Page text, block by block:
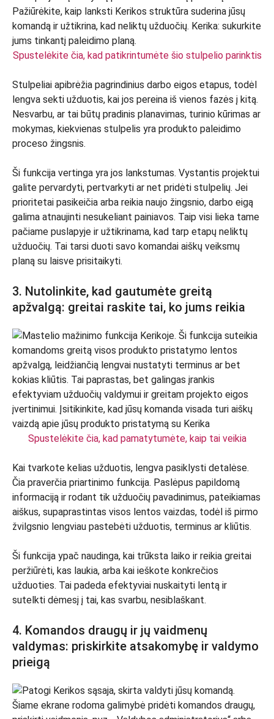
Spustelėkite čia, kad patikrintumėte šio stulpelio parinktis
Stulpeliai apibrėžia pagrindinius darbo eigos etapus, todėl
lengva sekti užduotis, kai jos pereina iš vienos fazės į kitą.
Nesvarbu, ar tai būtų pradinis planavimas, turinio kūrimas ar
mokymas, kiekvienas stulpelis yra produkto paleidimo
proceso žingsnis.
Ši funkcija vertinga yra jos lankstumas. Vystantis projektui
galite pervardyti, pertvarkyti ar net pridėti stulpelių. Jei
prioritetai pasikeičia arba reikia naujo žingsnio, darbo eigą
galima atnaujinti nesukeliant painiavos. Taip visi lieka tame
pačiame puslapyje ir užtikrinama, kad tarp etapų neliktų
užduočių. Tai tarsi duoti savo komandai aiškų veiksmų
planą su laisve prisitaikyti.
3. Nutolinkite, kad gautumėte greitą
apžvalgą: greitai raskite tai, ko jums reikia
Spustelėkite čia, kad pamatytumėte, kaip tai veikia
Kai tvarkote kelias užduotis, lengva pasiklysti detalėse.
Čia praverčia priartinimo funkcija. Paslėpus papildomą
informaciją ir rodant tik užduočių pavadinimus, pateikiamas
aiškus, supaprastintas visos lentos vaizdas, todėl iš pirmo
žvilgsnio lengviau pastebėti užduotis, terminus ar kliūtis.
Ši funkcija ypač naudinga, kai trūksta laiko ir reikia greitai
peržiūrėti, kas laukia, arba kai ieškote konkrečios
užduoties. Tai padeda efektyviai nuskaityti lentą ir
sutelkti dėmesį į tai, kas svarbu, nesiblaškant.
4. Komandos draugų ir jų vaidmenų
valdymas: priskirkite atsakomybę ir valdymo
prieigą